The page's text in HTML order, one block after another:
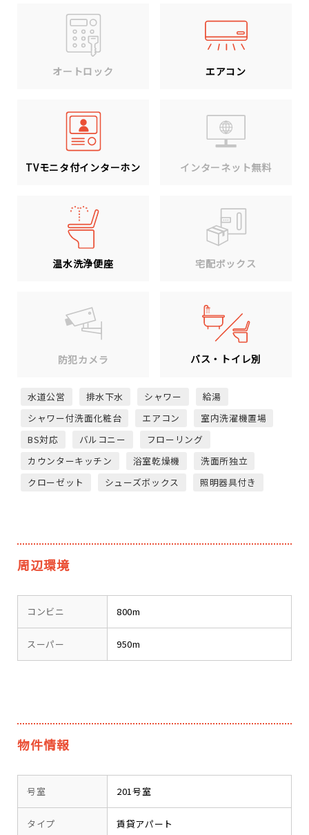
オートロック エアコン
TVモニタ付インターホン インターネット無料
温水洗浄便座 宅配ボックス
防犯カメラ バス・トイレ別
水道公営 排水下水 シャワー
給湯
シャワー付洗面化粧台
エアコン
室内洗濯機置場
BS対応
バルコニー
フローリング
カウンターキッチン
浴室乾燥機
洗面所独立
クローゼット
シューズボックス 照明器具付き
周辺環境
コンビニ 800m
スーパー 950m
物件情報
号室 201号室
タイプ 賃貸アパート